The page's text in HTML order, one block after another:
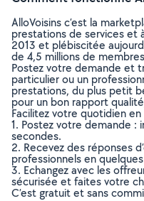
AlloVoisins c’est la
prestations de services et
2013 et plébiscitée
de 4,5 millions de
Postez votre demande et
particulier ou un
prestations, du plus petit
pour un bon rapport
Facilitez votre quotidien
1. Postez votre demande :
secondes.
2. Recevez des réponses
professionnels en
3. Echangez avec les
sécurisée et faites votre
C’est gratuit et sans